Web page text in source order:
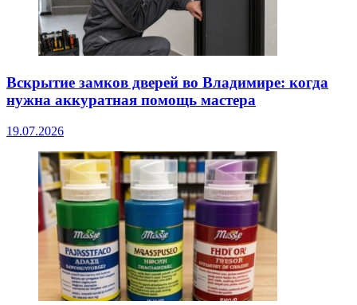
Вскрытие замков дверей во Владимире: когда
нужна аккуратная помощь мастера
19.07.2026